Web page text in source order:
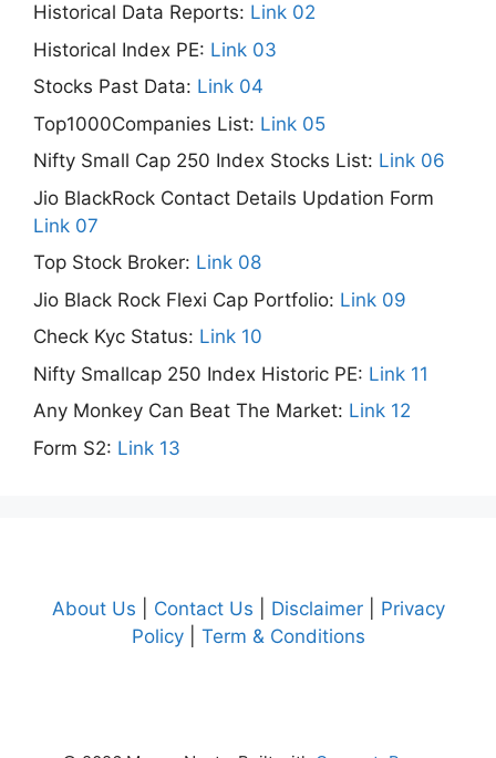
Historical Data Reports: Link 02
Historical Index PE: Link 03
Stocks Past Data: Link 04
Top1000Companies List: Link 05
Nifty Small Cap 250 Index Stocks List: Link 06
Jio BlackRock Contact Details Updation Form
Link 07
Top Stock Broker: Link 08
Jio Black Rock Flexi Cap Portfolio: Link 09
Check Kyc Status: Link 10
Nifty Smallcap 250 Index Historic PE: Link 11
Any Monkey Can Beat The Market: Link 12
Form S2: Link 13
About Us Contact Us Disclaimer| Privacy
Policy| Term & Conditions